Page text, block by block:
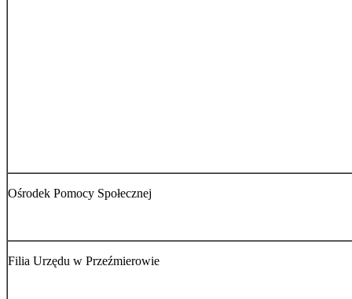
Ośrodek Pomocy Społecznej
Filia Urzędu w Przeźmierowie